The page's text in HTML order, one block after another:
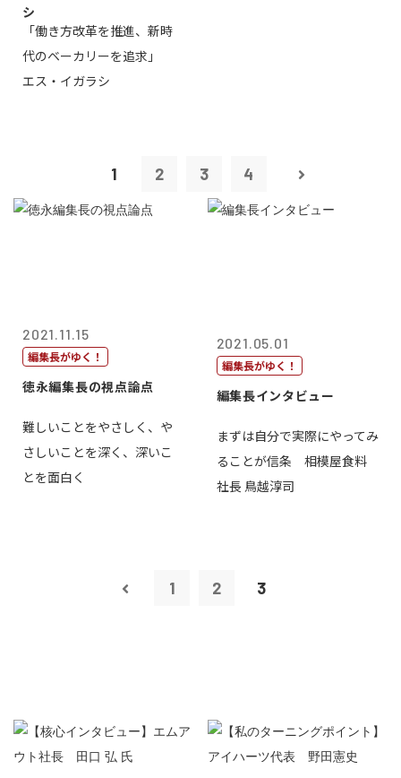
シ
「働き方改革を推進、新時
代のベーカリーを追求」
エス・イガラシ
1 2 3 4
2021.11.15
編集長がゆく！
徳永編集長の視点論点
難しいことをやさしく、や
さしいことを深く、深いこ
とを面白く
2021.05.01
編集長がゆく！
編集長インタビュー
まずは自分で実際にやってみ
ることが信条 相模屋食料
社長 鳥越淳司
1 2 3